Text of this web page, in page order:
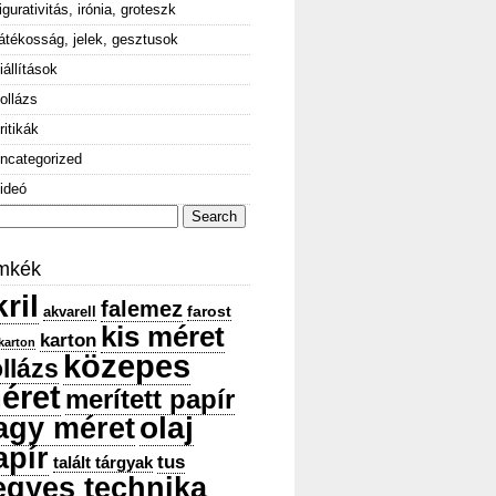
irónia, groteszk
jelek, gesztusok
akvarell falemez farost
karton kis méret
közepes
merített papír
méretolaj
talált tárgyak tus
technika